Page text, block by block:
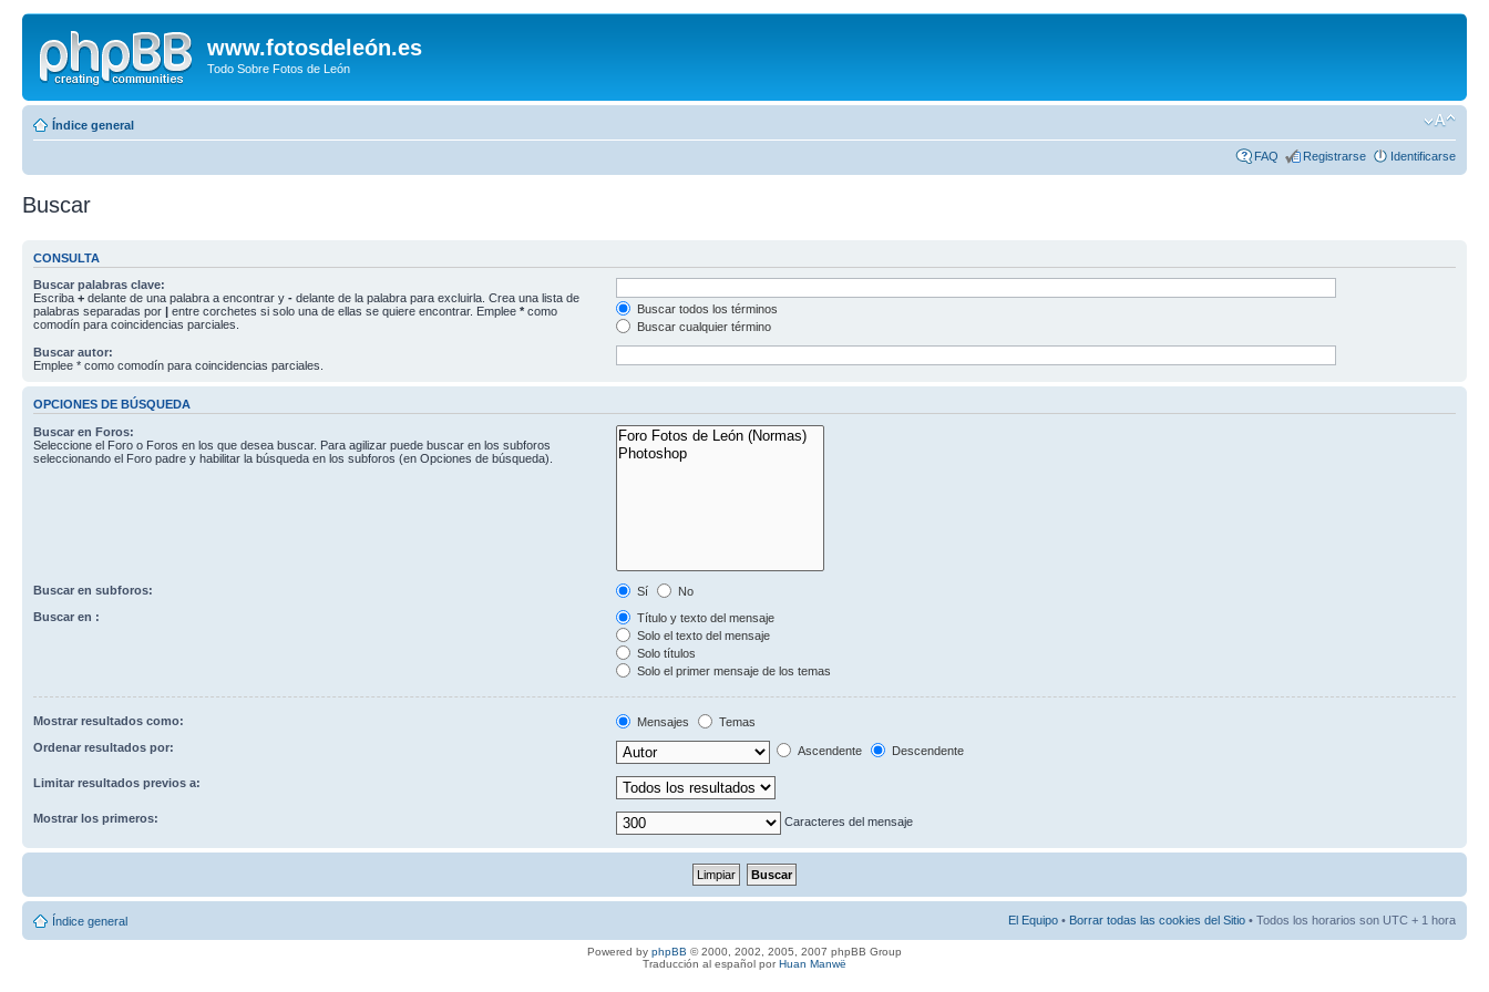
www.fotosdeleón.es
Todo Sobre Fotos de León
Índice general
FAQ Registrarse Identificarse
Buscar
CONSULTA
Buscar palabras clave:
Escriba + delante de una palabra a encontrar y - delante de la palabra para excluirla. Crea una lista de
palabras separadas por | entre corchetes si solo una de ellas se quiere encontrar. Emplee * como
comodín para coincidencias parciales.
Buscar todos los términos
Buscar cualquier término
Buscar autor:
Emplee * como comodín para coincidencias parciales.
OPCIONES DE BÚSQUEDA
Buscar en Foros:
Seleccione el Foro o Foros en los que desea buscar. Para agilizar puede buscar en los subforos
seleccionando el Foro padre y habilitar la búsqueda en los subforos (en Opciones de búsqueda).
Buscar en subforos: Sí
No
Buscar en :
Título y texto del mensaje
Solo el texto del mensaje
Solo títulos
Solo el primer mensaje de los temas
Mostrar resultados como: Mensajes
Temas
Ordenar resultados por:
Ascendente Descendente
Limitar resultados previos a:
Mostrar los primeros: Caracteres del mensaje
Índice general El Equipo • Borrar todas las cookies del Sitio • Todos los horarios son UTC + 1 hora
Powered by phpBB © 2000, 2002, 2005, 2007 phpBB Group
Traducción al español porHuan Manwë